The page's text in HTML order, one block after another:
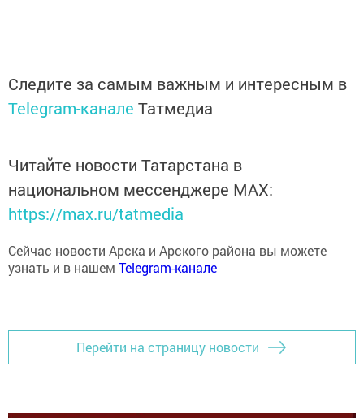
Следите за самым важным и интересным в
Telegram-канале Татмедиа
Читайте новости Татарстана в
национальном мессенджере MАХ:
https://max.ru/tatmedia
Сейчас новости Арска и Арского района вы можете
узнать и в нашем Telegram-канале
Перейти на страницу новости